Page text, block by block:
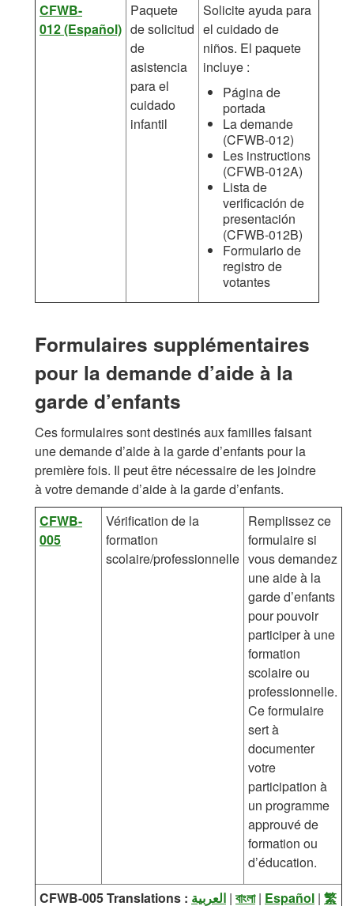
CFWB-
012 (Español)
Paquete
de solicitud
de
asistencia
para el
cuidado
infantil
Solicite ayuda para
el cuidado de
niños. El paquete
incluye :
Página de
portada
La demande
(CFWB-012)
Les instructions
(CFWB-012A)
Lista de
verificación de
presentación
(CFWB-012B)
Formulario de
registro de
votantes
Formulaires supplémentaires
pour la demande d’aide à la
garde d’enfants
Ces formulaires sont destinés aux familles faisant
une demande d’aide à la garde d’enfants pour la
première fois. Il peut être nécessaire de les joindre
à votre demande d’aide à la garde d’enfants.
CFWB-
005
Vérification de la
formation
scolaire/professionnelle
Remplissez ce
formulaire si
vous demandez
une aide à la
garde d’enfants
pour pouvoir
participer à une
formation
scolaire ou
professionnelle.
Ce formulaire
sert à
documenter
votre
participation à
un programme
approuvé de
formation ou
d’éducation.
CFWB-005 Translations : العربية | বাংলা| Español | 繁